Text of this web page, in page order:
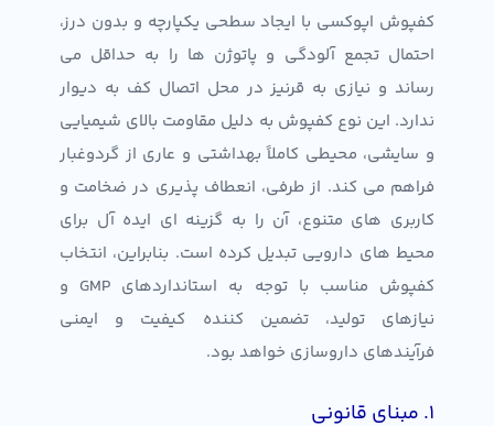
کفپوش اپوکسی با ایجاد سطحی یکپارچه و بدون درز،
احتمال تجمع آلودگی و پاتوژن ها را به حداقل می
رساند و نیازی به قرنیز در محل اتصال کف به دیوار
ندارد. این نوع کفپوش به دلیل مقاومت بالای شیمیایی
و سایشی، محیطی کاملاً بهداشتی و عاری از گردوغبار
فراهم می کند. از طرفی، انعطاف پذیری در ضخامت و
کاربری های متنوع، آن را به گزینه ای ایده آل برای
محیط های دارویی تبدیل کرده است. بنابراین، انتخاب
کفپوش مناسب با توجه به استانداردهای GMP و
نیازهای تولید، تضمین کننده کیفیت و ایمنی
فرآیندهای داروسازی خواهد بود.
۱. مبنای قانونی